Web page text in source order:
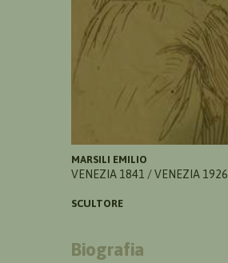
MARSILI EMILIO
VENEZIA 1841 / VENEZIA 1926
SCULTORE
Biografia